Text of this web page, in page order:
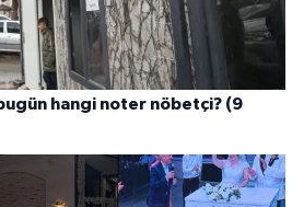
hangi noter nöbetçi? (9